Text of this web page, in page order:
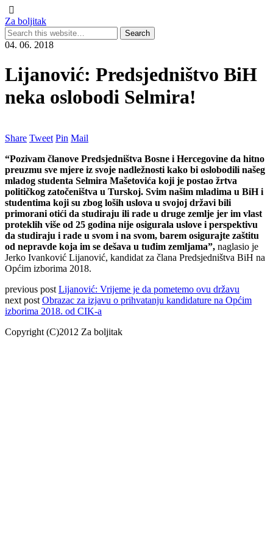
Za boljitak
04. 06. 2018
Lijanović: Predsjedništvo BiH
neka oslobodi Selmira!
Share Tweet Pin Mail
“Pozivam članove Predsjedništva Bosne i Hercegovine da hitno
preuzmu sve mjere iz svoje nadležnosti kako bi oslobodili našeg
mladog studenta Selmira Mašetovića koji je postao žrtva
političkog zatočeništva u Turskoj. Svim našim mladima u BiH i
studentima koji su zbog loših uslova u svojoj državi bili
primorani otići da studiraju ili rade u druge zemlje jer im vlast
proteklih više od 25 godina nije osigurala uslove i perspektivu
da studiraju i rade u svom i na svom, barem osigurajte zaštitu
od nepravde koja im se dešava u tuđim zemljama”, naglasio je
Jerko Ivanković Lijanović, kandidat za člana Predsjedništva BiH na
Općim izborima 2018.
previous post Lijanović: Vrijeme je da pometemo ovu državu
next post Obrazac za izjavu o prihvatanju kandidature na Općim
izborima 2018. od CIK-a
Copyright (C)2012 Za boljitak